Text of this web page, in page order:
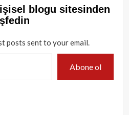
blogu sitesinden
posts sent to your email.
Abone ol